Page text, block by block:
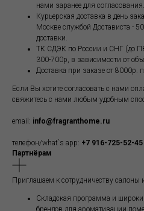
нами заранее для согласования.
Курьерская доставка в день
Москве службой Достависта -
доставки.
ТК СДЭК по России и СНГ (до
300-700р, в зависимости от
Доставка при заказе от 8000р.
Если Вы хотите согласовать с нами
свяжитесь с нами любым удобным
email: info@fragranthome.ru
телефон/what`s app: +7 916-725-52-45
Партнёрам
Приглашаем к сотрудничеству
Складская программа и